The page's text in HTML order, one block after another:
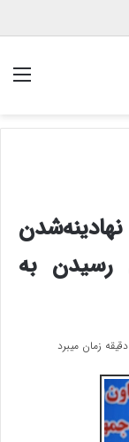
رسیدن به